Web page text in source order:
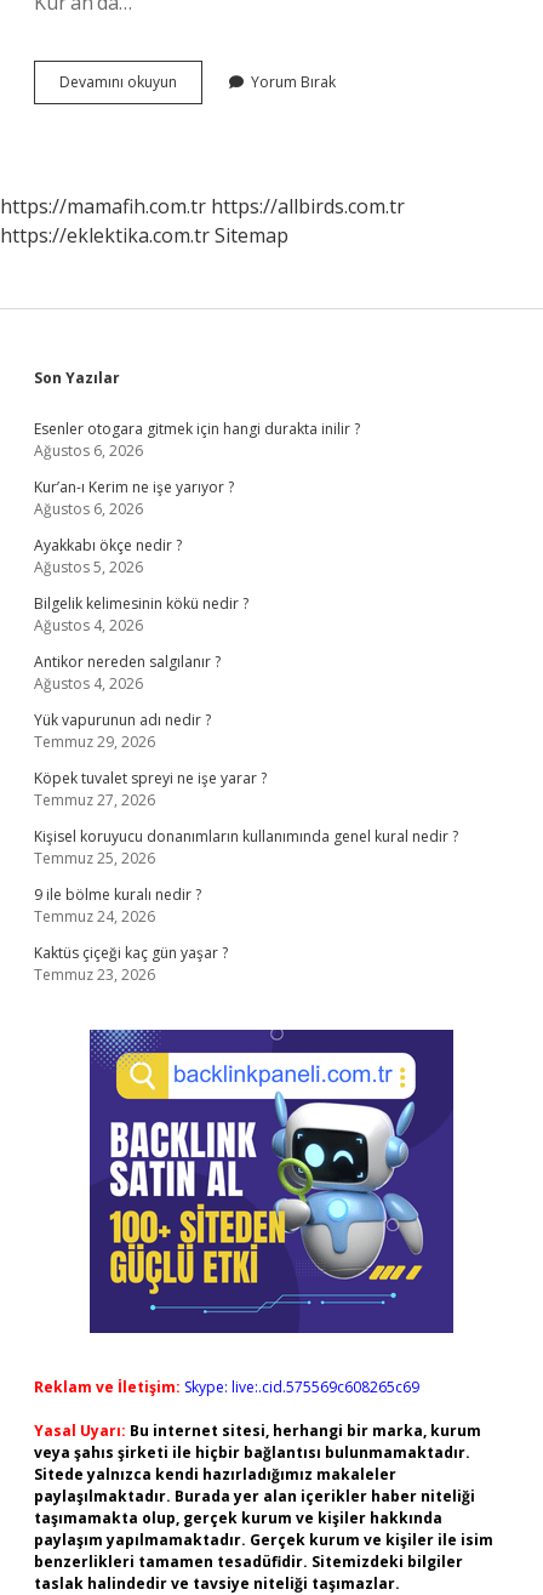
Devamını okuyun
Çocuk
Yorum Bırak
https://mamafih.com.tr https://allbirds.com.tr
https://eklektika.com.trSitemap
Sidebar
Son Yazılar
Esenler otogara gitmek için hangi durakta inilir ?
Ağustos 6, 2026
Kur’an-ı Kerim ne işe yarıyor ?
Ağustos 6, 2026
Ayakkabı ökçe nedir ?
Ağustos 5, 2026
Bilgelik kelimesinin kökü nedir ?
Ağustos 4, 2026
Antikor nereden salgılanır ?
Ağustos 4, 2026
Yük vapurunun adı nedir ?
Temmuz 29, 2026
Köpek tuvalet spreyi ne işe yarar ?
Temmuz 27, 2026
Kişisel koruyucu donanımların kullanımında genel kural nedir ?
Temmuz 25, 2026
9 ile bölme kuralı nedir ?
Temmuz 24, 2026
Kaktüs çiçeği kaç gün yaşar ?
Temmuz 23, 2026
Reklam ve İletişim: Skype: live:.cid.575569c608265c69
Yasal Uyarı: Bu internet sitesi, herhangi bir marka, kurum
veya şahıs şirketi ile hiçbir bağlantısı bulunmamaktadır.
Sitede yalnızca kendi hazırladığımız makaleler
paylaşılmaktadır. Burada yer alan içerikler haber niteliği
taşımamakta olup, gerçek kurum ve kişiler hakkında
paylaşım yapılmamaktadır. Gerçek kurum ve kişiler ile isim
benzerlikleri tamamen tesadüfidir. Sitemizdeki bilgiler
taslak halindedir ve tavsiye niteliği taşımazlar.